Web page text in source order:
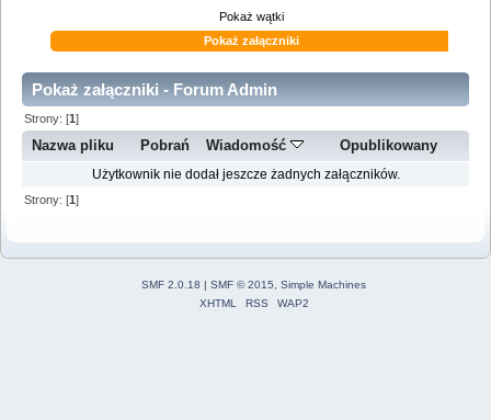
Pokaż wątki
Pokaż załączniki
Pokaż załączniki - Forum Admin
Strony: [1]
Nazwa pliku Pobrań Wiadomość Opublikowany
Użytkownik nie dodał jeszcze żadnych załączników.
Strony: [1]
SMF 2.0.18 | SMF © 2015
Simple Machines
XHTML
RSS WAP2